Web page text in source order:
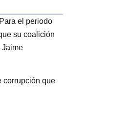
el periodo
su coalición
Jaime
corrupción que